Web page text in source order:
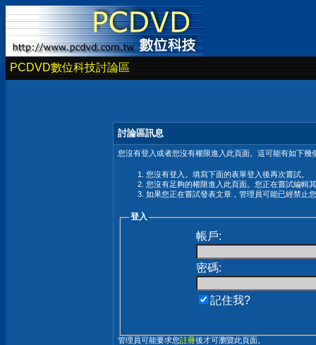
PCDVD數位科技討論區
討論區訊息
您沒有登入或者您沒有權限進入此頁面。這可能有如下幾
您沒有登入。填寫下面的表單登入後再次嘗試。
您沒有足夠的權限進入此頁面。您正在嘗試編輯
如果您正在嘗試發表文章，管理員可能已經禁止
登入
帳戶:
密碼:
記住我?
管理員可能要求您註冊後才可瀏覽此頁面。